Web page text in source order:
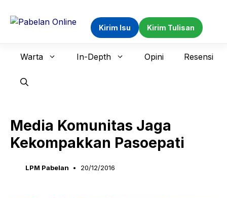
Kirim Isu Kirim Tulisan
Warta In-Depth Opini Resensi
Media Komunitas Jaga
Kekompakkan Pasoepati
LPM Pabelan 20/12/2016